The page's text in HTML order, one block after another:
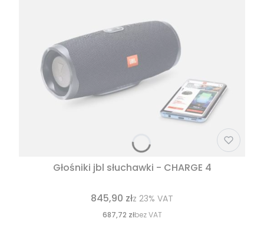
Głośniki jbl słuchawki - CHARGE 4
845,90 złz 23% VAT
687,72 złbez VAT